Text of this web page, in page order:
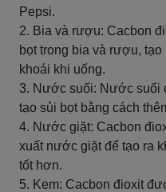
Pepsi.
2. Bia và rượu: Cacbon
bọt trong bia và rượu,
khoái khi uống.
3. Nước suối: Nước suối
tạo sủi bọt bằng cách
4. Nước giặt: Cacbon
xuất nước giặt để tạo ra
tốt hơn.
5. Kem: Cacbon đioxit